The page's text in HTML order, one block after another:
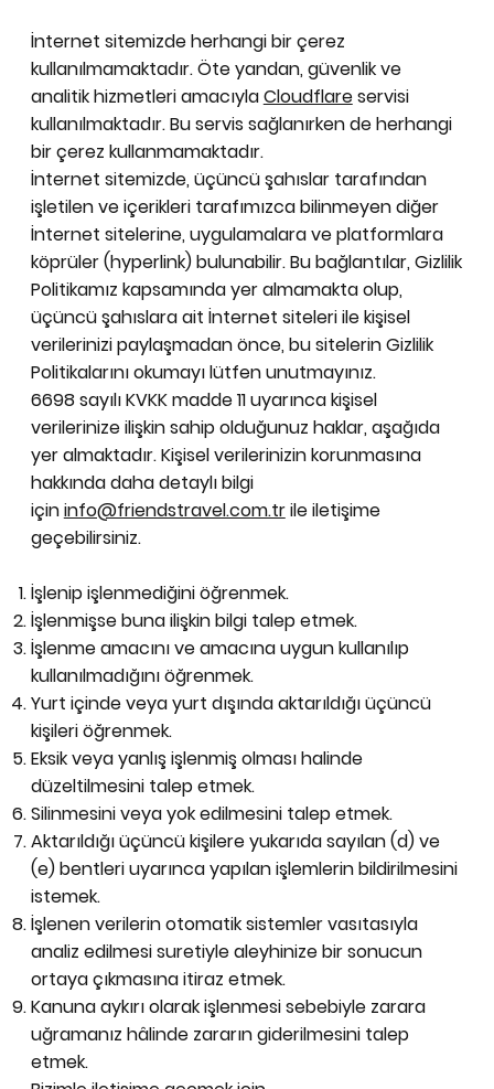
İnternet sitemizde herhangi bir çerez
kullanılmamaktadır. Öte yandan, güvenlik ve
analitik hizmetleri amacıylaCloudflareservisi
kullanılmaktadır. Bu servis sağlanırken de herhangi
bir çerez kullanmamaktadır.
İnternet sitemizde, üçüncü şahıslar tarafından
işletilen ve içerikleri tarafımızca bilinmeyen diğer
İnternet sitelerine, uygulamalara ve platformlara
köprüler (hyperlink) bulunabilir. Bu bağlantılar, Gizlilik
Politikamız kapsamında yer almamakta olup,
üçüncü şahıslara ait İnternet siteleri ile kişisel
verilerinizi paylaşmadan önce, bu sitelerin Gizlilik
Politikalarını okumayı lütfen unutmayınız.
6698 sayılı KVKK madde 11 uyarınca kişisel
verilerinize ilişkin sahip olduğunuz haklar, aşağıda
yer almaktadır. Kişisel verilerinizin korunmasına
hakkında daha detaylı bilgi
içininfo@friendstravel.com.trile iletişime
geçebilirsiniz.
İşlenip işlenmediğini öğrenmek.
İşlenmişse buna ilişkin bilgi talep etmek.
İşlenme amacını ve amacına uygun kullanılıp
kullanılmadığını öğrenmek.
Yurt içinde veya yurt dışında aktarıldığı üçüncü
kişileri öğrenmek.
Eksik veya yanlış işlenmiş olması halinde
düzeltilmesini talep etmek.
Silinmesini veya yok edilmesini talep etmek.
Aktarıldığı üçüncü kişilere yukarıda sayılan (d) ve
(e) bentleri uyarınca yapılan işlemlerin bildirilmesini
istemek.
İşlenen verilerin otomatik sistemler vasıtasıyla
analiz edilmesi suretiyle aleyhinize bir sonucun
ortaya çıkmasına itiraz etmek.
Kanuna aykırı olarak işlenmesi sebebiyle zarara
uğramanız hâlinde zararın giderilmesini talep
etmek.